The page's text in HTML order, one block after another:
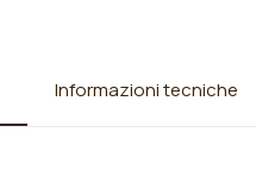
Informazioni tecniche